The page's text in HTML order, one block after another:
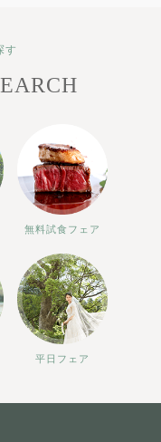
す
無料試食フェア
平日フェア